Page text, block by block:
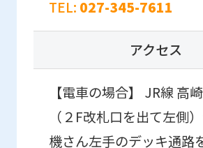
TEL: 027-345-7611
アクセス
【電車の場合】 JR線 高
（２F改札口を出て左側
機さん左手のデッキ通路
using
the